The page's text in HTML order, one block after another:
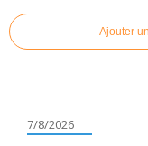
Ajouter
7/8/2026